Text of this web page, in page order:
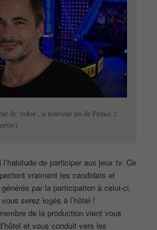
de ‘Joker’, le nouveau jeu de France 2
de participer aux jeux tv. Ce
vraiment les candidats et
par la participation à celui-ci.
serez logés à l’hôtel !
de la production vient vous
et vous conduit vers les